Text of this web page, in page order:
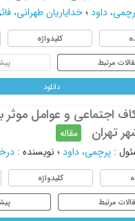
داود ؛ خدایاریان طهرانی،
کلیدواژه
مرتبط
دانلود
اجتماعی و عوامل موثر
تهران
مقاله
: پرچمی، داود ؛ نویسنده :
کلیدواژه
مرتبط